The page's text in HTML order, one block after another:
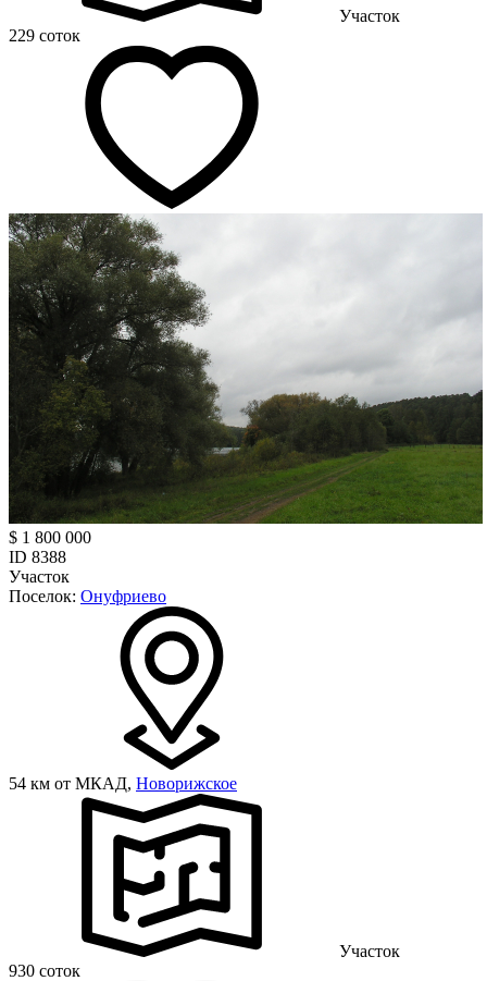
Участок
229 соток
$ 1 800 000
ID 8388
Участок
Поселок: Онуфриево
54 км от МКАД, Новорижское
Участок
930 соток